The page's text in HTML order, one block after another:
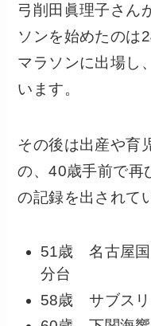
弓削田眞理子さん
ソンを始めたのは
マラソンに出場し
います。
その後は出産や育
の、40歳手前で再
の記録を出されて
51歳 名古屋
分台
58歳 サブス